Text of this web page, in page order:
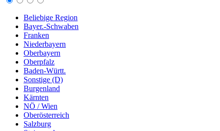
Beliebige Region
Bayer.-Schwaben
Franken
Niederbayern
Oberbayern
Oberpfalz
Baden-Württ.
Sonstige (D)
Burgenland
Kärnten
NÖ / Wien
Oberösterreich
Salzburg